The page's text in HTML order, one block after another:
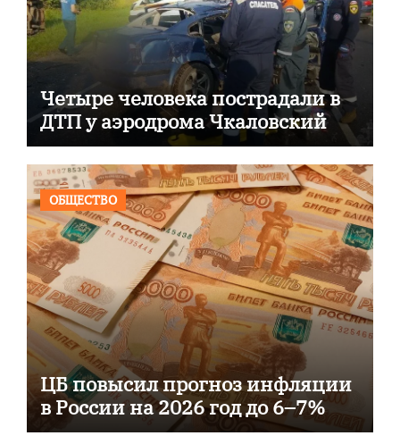
Четыре человека пострадали в
ДТП у аэродрома Чкаловский
ОБЩЕСТВО
ЦБ повысил прогноз инфляции
в России на 2026 год до 6–7%